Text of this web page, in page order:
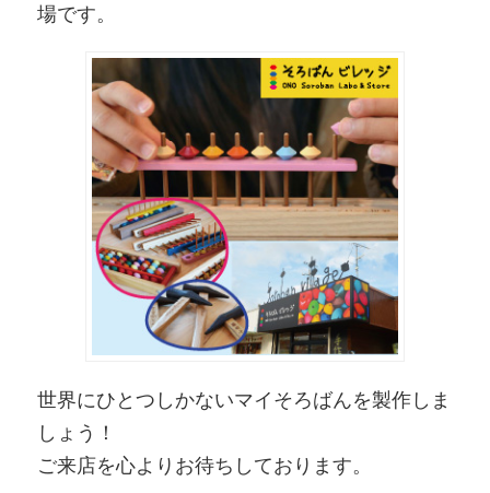
場です。
世界にひとつしかないマイそろばんを製作しま
しょう！
ご来店を心よりお待ちしております。